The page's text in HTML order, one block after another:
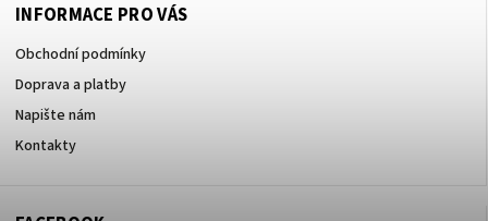
INFORMACE PRO VÁS
Obchodní podmínky
Doprava a platby
Napište nám
Kontakty